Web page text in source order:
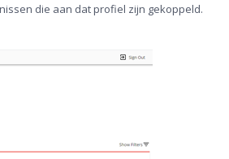
die aan dat profiel zijn gekoppeld.